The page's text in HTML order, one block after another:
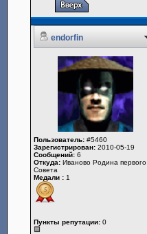
endorfin
Пользователь: #5460
Зарегистрирован: 2010-05-19
Сообщений: 6
Откуда: Иваново Родина первого
Совета
Медали : 1
Пункты репутации: 0